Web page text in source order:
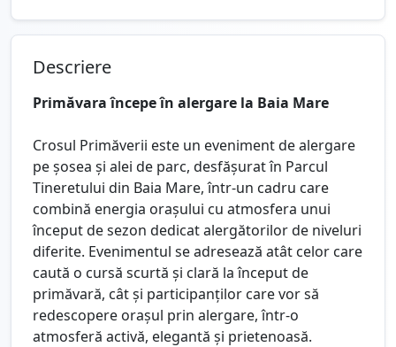
Descriere
Primăvara începe în alergare la Baia Mare
Crosul Primăverii este un eveniment de alergare
pe șosea și alei de parc, desfășurat în Parcul
Tineretului din Baia Mare, într-un cadru care
combină energia orașului cu atmosfera unui
început de sezon dedicat alergătorilor de niveluri
diferite. Evenimentul se adresează atât celor care
caută o cursă scurtă și clară la început de
primăvară, cât și participanților care vor să
redescopere orașul prin alergare, într-o
atmosferă activă, elegantă și prietenoasă.